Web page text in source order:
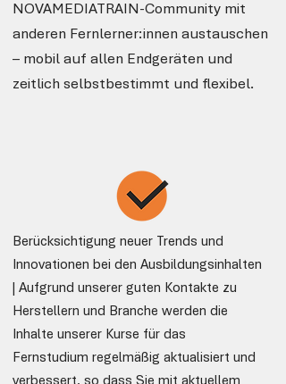
NOVAMEDIATRAIN-Community mit
anderen Fernlerner:innen austauschen
– mobil auf allen Endgeräten und
zeitlich selbstbestimmt und flexibel.
Berücksichtigung neuer Trends und
Innovationen bei den Ausbildungsinhalten
| Aufgrund unserer guten Kontakte zu
Herstellern und Branche werden die
Inhalte unserer Kurse für das
Fernstudium regelmäßig aktualisiert und